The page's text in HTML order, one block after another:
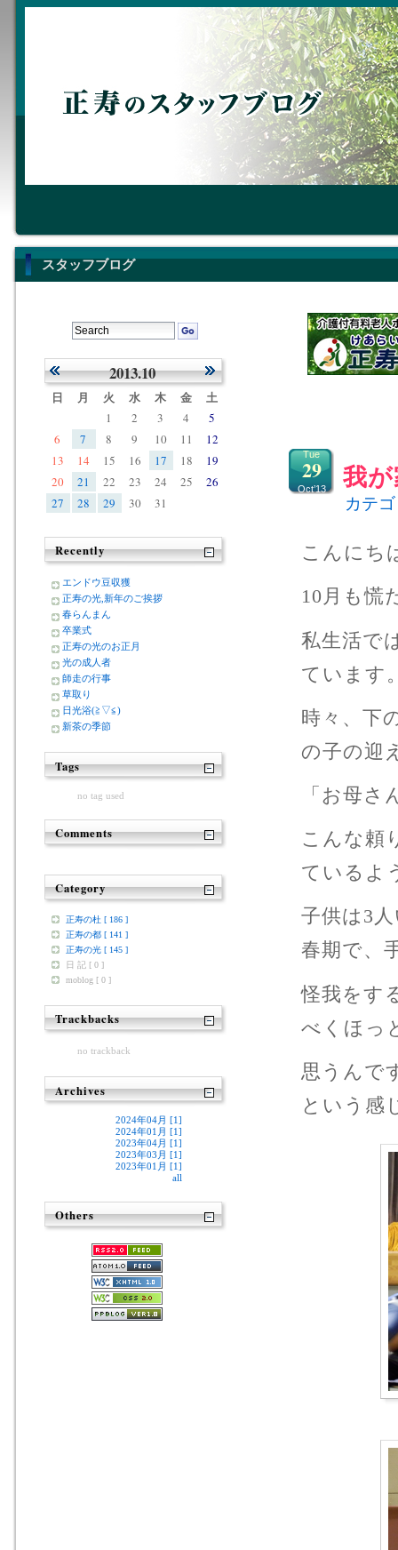
スタッフブログ
我
Tue
29
Oct’13
カテ
こんにち
10月も慌
私生活で
ています
時々、下
の子の迎
「お母
こんな頼
ているよ
子供は3
春期で、
怪我をす
べくほっ
思うんで
という感
2013.10
日 月 火 水 木 金 土
1 2 3 4
5
6
7 8 9 10 11
12
13
14 15 16 17 18
19
20
21 22 23 24 25
26
27
28 29 30 31
Recently
エンドウ豆収獲
正寿の光,新年のご挨拶
春らんまん
卒業式
正寿の光のお正月
光の成人者
師走の行事
草取り
日光浴(≧▽≦)
新茶の季節
Tags
no tag used
Comments
Category
正寿の杜 [ 186 ]
正寿の都 [ 141 ]
正寿の光 [ 145 ]
日 記 [ 0 ]
moblog [ 0 ]
Trackbacks
no trackback
Archives
2024年04月 [1]
2024年01月 [1]
2023年04月 [1]
2023年03月 [1]
2023年01月 [1]
all
Others